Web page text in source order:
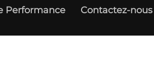
Performance
Contactez-nous